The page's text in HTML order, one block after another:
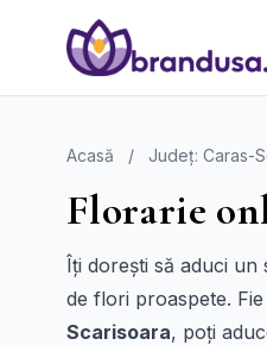
Acasă / Județ: Caras-
Florarie
Îți dorești să aduci
de flori proaspete.
Scarisoara, poți